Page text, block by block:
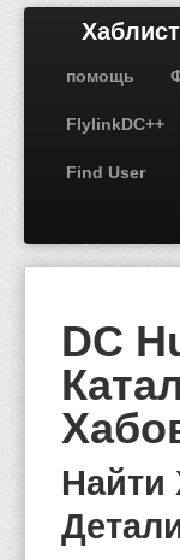
Хаблист
помощь
FlylinkDC++
Find User
DC
Найти